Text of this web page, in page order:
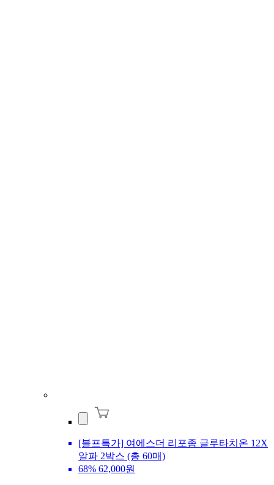
[블프특가] 여에스더 리포좀 글루타치온 12X
알파 2박스 (총 60매)
68% 62,000원